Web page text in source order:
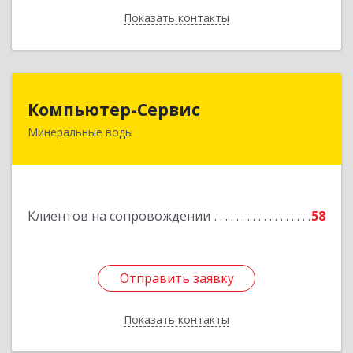
Показать контакты
Назад
Компьютер-Сервис
Минеральные воды
Клиентов на сопровождении 58
Отправить заявку
Показать контакты
357202, Ставропольский край, Минеральные
Отправить заявку
Назад